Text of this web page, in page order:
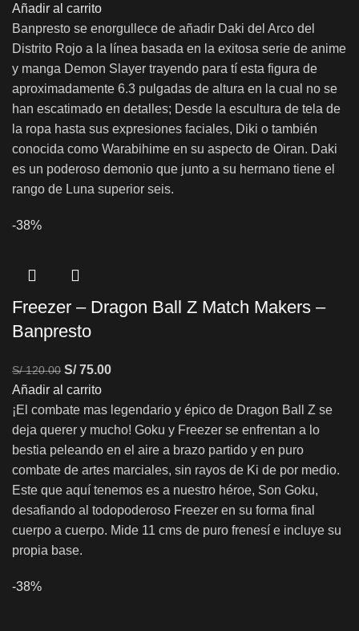
Añadir al carrito
Banpresto se enorgullece de añadir Daki del Arco del
Distrito Rojo a la línea basada en la exitosa serie de anime
y manga Demon Slayer trayendo para tí esta figura de
aproximadamente 6.3 pulgadas de altura en la cual no se
han escatimado en detalles; Desde la escultura de tela de
la ropa hasta sus expresiones faciales, Diki o también
conocida como Warabihime en su aspecto de Oiran. Daki
es un poderoso demonio que junto a su hermano tiene el
rango de Luna superior seis.
-38%
Freezer – Dragon Ball Z Match Makers –
Banpresto
S/120.00 S/75.00
Añadir al carrito
¡El combate mas legendario y épico de Dragon Ball Z se
deja querer y mucho! Goku y Freezer se enfrentan a lo
bestia peleando en el aire a brazo partido y en puro
combate de artes marciales, sin rayos de Ki de por medio.
Este que aquí tenemos es a nuestro héroe, Son Goku,
desafiando al todopoderoso Freezer en su forma final
cuerpo a cuerpo. Mide 11 cms de puro frenesí e incluye su
propia base.
-38%